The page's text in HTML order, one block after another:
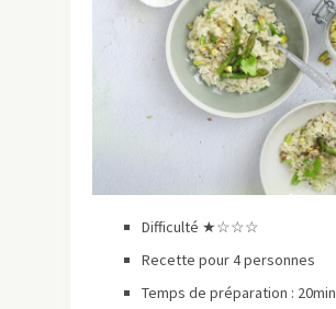
Difficulté ★☆☆☆
Recette pour 4 personnes
Temps de préparation : 20min